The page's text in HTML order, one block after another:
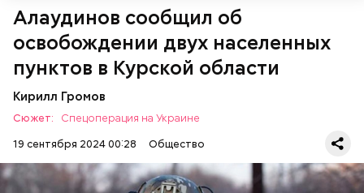
Алаудинов сообщил об
освобождении двух населенных
пунктов в Курской области
Кирилл Громов
Сюжет:
Спецоперация на Украине
19 сентября 2024 00:28
Общество
кабачок;
брынза;
растительное масло;
гипоксию и ухудшение физического состояния, —
предостерегла Соломатина.